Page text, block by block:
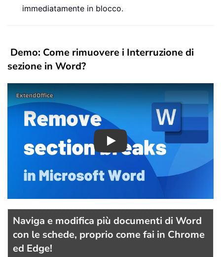
immediatamente in blocco.
Demo: Come rimuovere i Interruzione di
sezione in Word?
Play
Naviga e modifica più documenti di Word
con le schede, proprio come fai in Chrome
ed Edge!